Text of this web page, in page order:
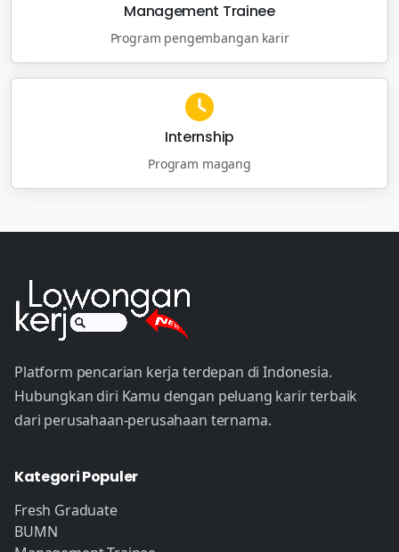
Management Trainee
Program pengembangan karir
Internship
Program magang
Platform pencarian kerja terdepan di Indonesia.
Hubungkan diri Kamu dengan peluang karir terbaik
dari perusahaan-perusahaan ternama.
Kategori Populer
Fresh Graduate
BUMN